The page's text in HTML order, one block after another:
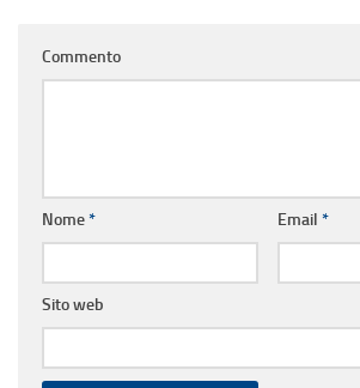
Commento
Nome* Email *
Sito web